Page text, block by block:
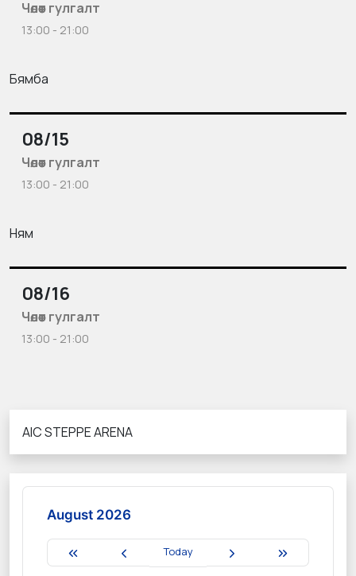
Чөлөөт гулгалт
13:00 - 21:00
Бямба
08/15
Чөлөөт гулгалт
13:00 - 21:00
Ням
08/16
Чөлөөт гулгалт
13:00 - 21:00
AIC STEPPE ARENA
August 2026
Today